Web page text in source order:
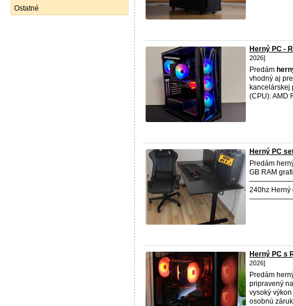
Ostatné
Herný PC -
2026]
Predám
vhodný aj
kancelárskej
(CPU): AMD
Herný PC
Predám
GB RAM
240hz Herný
Herný PC s
2026]
Predám
pripravený
vysoký
osobnú